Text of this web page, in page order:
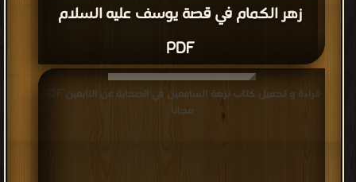
زهر الكمام في قصة يوسف عليه السلام
PDF
قراءة و تحميل كتاب نزهة السامعين في الصحابة عن التابعين PDF
مجانا